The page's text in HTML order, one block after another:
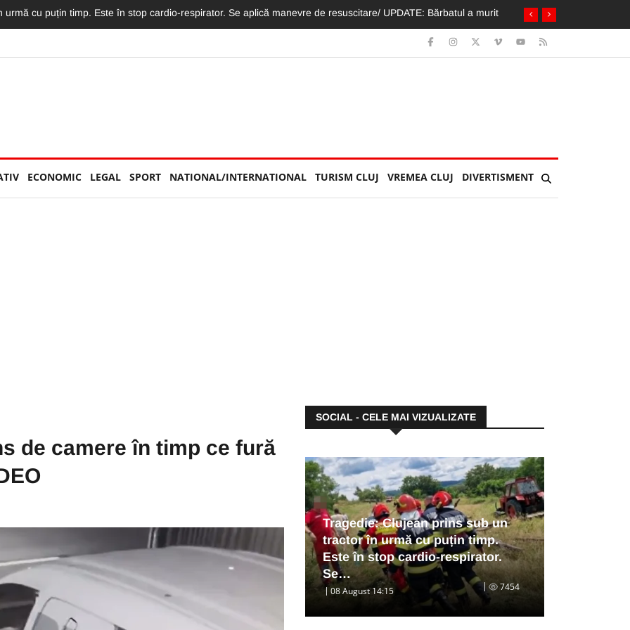
la Cluj: A fost surprinsă singură la Lidl. Și-a cumpărat o înghețată și o apă. Ca tot omul, vorba aia :)
ECONOMIC LEGAL SPORT NATIONAL/INTERNATIONAL TURISM CLUJ VREMEA CLUJ DIVERTISMENT
de camere în timp ce fură
SOCIAL - CELE MAI VIZUALIZATE
Tragedie: Clujean prins sub un
tractor în urmă cu puțin timp.
Este în stop cardio-respirator.
Se…
08 August 14:15 7454